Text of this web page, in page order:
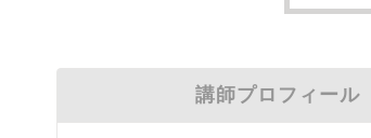
講師プロフィール